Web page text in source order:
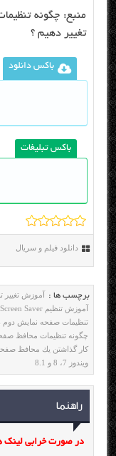
منبع:
تغییر دهیم ؟
باکس دانلود
باکس تبلیغات
دانلود فیلم و سریال
برچسب ها : آموزش تغییر
آموزش تنظیم Screen Saver در ویندوز 7، 8 و 8.1
تنظیمات صفحه نمایش دوم در
چگونه تنظیمات محافظ صفحه ی ویندوز 7، 8 و
كار گذاشتن یك محافظ
ویندوز 7، 8 و 8.1
راهنما
در صورت خرابی لینک